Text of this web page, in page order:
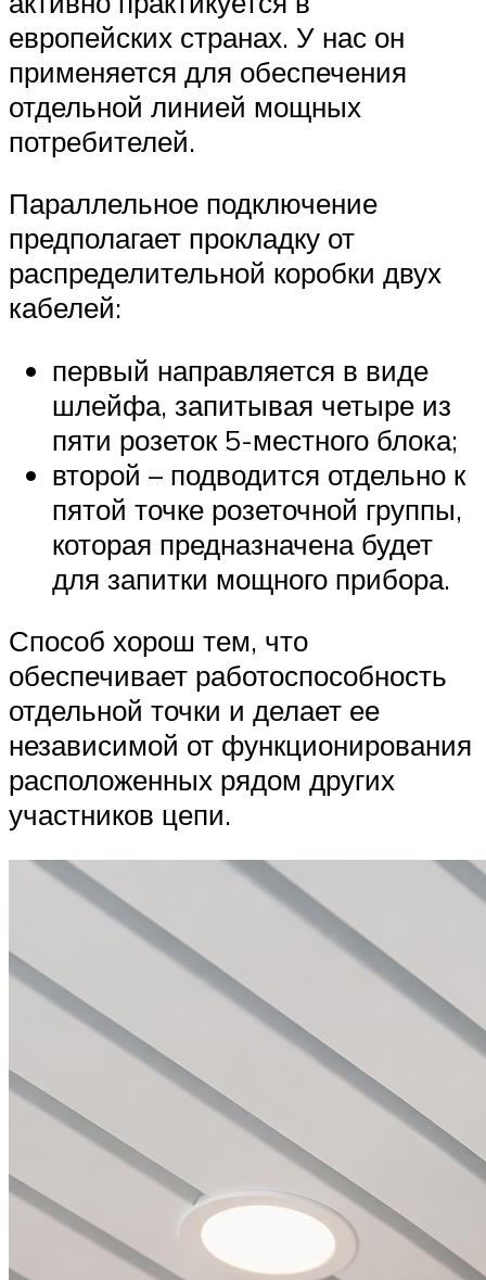
европейских странах. У нас он
применяется для обеспечения
отдельной линией мощных
потребителей.
Параллельное подключение
предполагает прокладку от
распределительной коробки двух
кабелей:
первый направляется в виде
шлейфа, запитывая четыре из
пяти розеток 5-местного блока;
второй – подводится отдельно к
пятой точке розеточной группы,
которая предназначена будет
для запитки мощного прибора.
Способ хорош тем, что
обеспечивает работоспособность
отдельной точки и делает ее
независимой от функционирования
расположенных рядом других
участников цепи.